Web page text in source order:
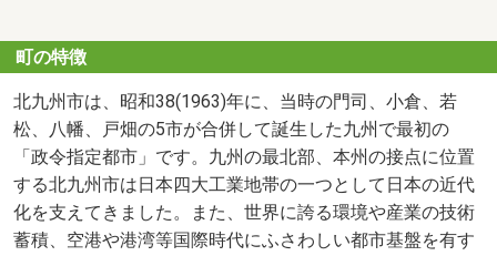
町の特徴
北九州市は、昭和38(1963)年に、当時の門司、小倉、若
松、八幡、戸畑の5市が合併して誕生した九州で最初の
「政令指定都市」です。九州の最北部、本州の接点に位置
する北九州市は日本四大工業地帯の一つとして日本の近代
化を支えてきました。また、世界に誇る環境や産業の技術
蓄積、空港や港湾等国際時代にふさわしい都市基盤を有す